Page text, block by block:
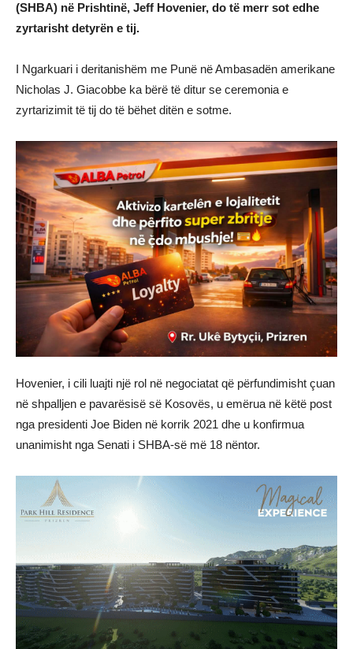
(SHBA) në Prishtinë, Jeff Hovenier, do të merr sot edhe
zyrtarisht detyrën e tij.
I Ngarkuari i deritanishëm me Punë në Ambasadën amerikane
Nicholas J. Giacobbe ka bërë të ditur se ceremonia e
zyrtarizimit të tij do të bëhet ditën e sotme.
Hovenier, i cili luajti një rol në negociatat që përfundimisht çuan
në shpalljen e pavarësisë së Kosovës, u emërua në këtë post
nga presidenti Joe Biden në korrik 2021 dhe u konfirmua
unanimisht nga Senati i SHBA-së më 18 nëntor.